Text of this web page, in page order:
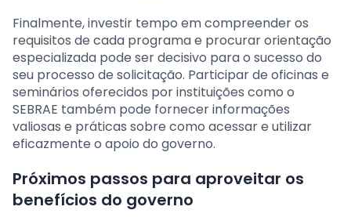
Finalmente, investir tempo em compreender os
requisitos de cada programa e procurar orientação
especializada pode ser decisivo para o sucesso do
seu processo de solicitação. Participar de oficinas e
seminários oferecidos por instituições como o
SEBRAE também pode fornecer informações
valiosas e práticas sobre como acessar e utilizar
eficazmente o apoio do governo.
Próximos passos para aproveitar os
benefícios do governo